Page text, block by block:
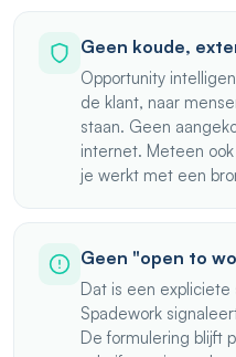
Geen koude,
Opportunity
de klant, naar
staan. Geen
internet. Meteen
je werkt met een
Geen "open to
Dat is een
Spadework
De formulering blijft